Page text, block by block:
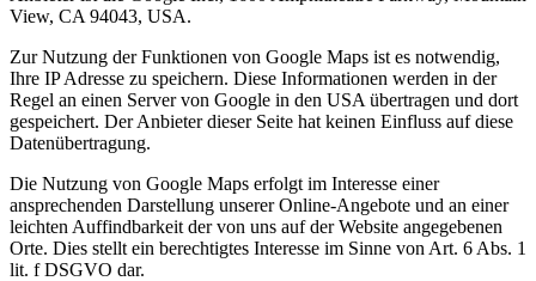
View, CA 94043, USA.
Zur Nutzung der Funktionen von Google Maps ist es notwendig,
Ihre IP Adresse zu speichern. Diese Informationen werden in der
Regel an einen Server von Google in den USA übertragen und dort
gespeichert. Der Anbieter dieser Seite hat keinen Einfluss auf diese
Datenübertragung.
Die Nutzung von Google Maps erfolgt im Interesse einer
ansprechenden Darstellung unserer Online-Angebote und an einer
leichten Auffindbarkeit der von uns auf der Website angegebenen
Orte. Dies stellt ein berechtigtes Interesse im Sinne von Art. 6 Abs. 1
lit. f DSGVO dar.